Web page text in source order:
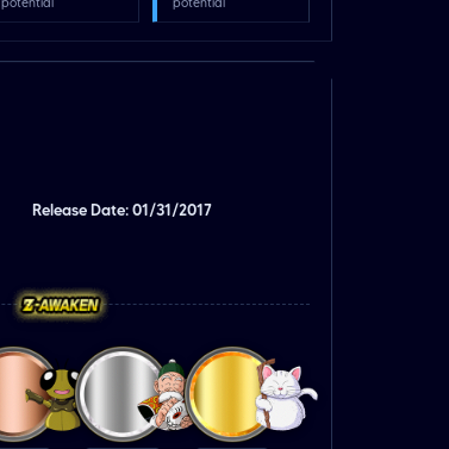
Release Date: 01/31/2017